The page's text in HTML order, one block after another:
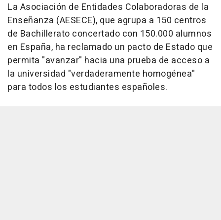
La Asociación de Entidades Colaboradoras de la
Enseñanza (AESECE), que agrupa a 150 centros
de Bachillerato concertado con 150.000 alumnos
en España, ha reclamado un pacto de Estado que
permita "avanzar" hacia una prueba de acceso a
la universidad "verdaderamente homogénea"
para todos los estudiantes españoles.